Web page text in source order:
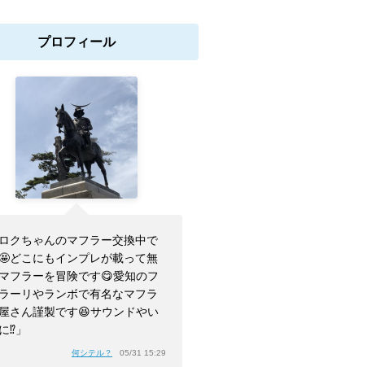
プロフィール
ロクちゃんのマフラー交換中で
どこにもインプレが載って無
フラーを冒険です😋愛知のフ
ーリやランボで有名なマフラ
さん謹製です😆サウンドやい
⁉️」
何シテル？ 05/31 15:29